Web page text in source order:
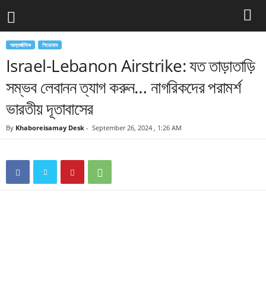
আন্তর্জাতিক শিরোনাম
Israel-Lebanon Airstrike: যত তাড়াতাড়ি
সম্ভব লেবানন ত্যাগ করুন… নাগরিকদের পরামর্শ
ভারতীয় দূতাবাসের
By Khaboreisamay Desk - September 26, 2024 , 1:26 AM